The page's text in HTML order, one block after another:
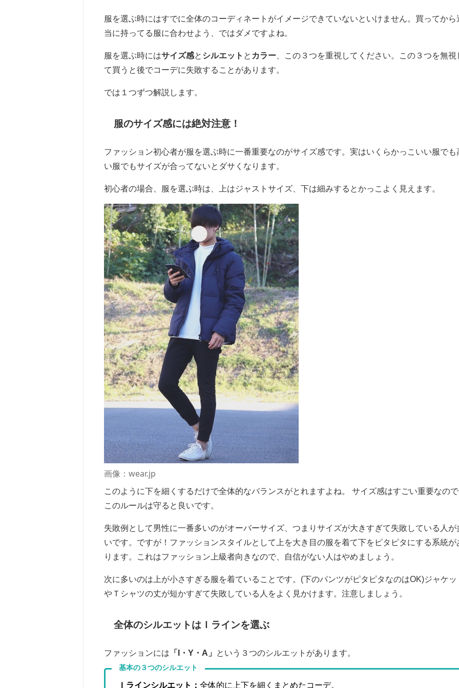
服を選ぶ時にはすでに全体のコーディネートがイメージできていないといけません。買ってから
当に持ってる服に合わせよう、ではダメですよね。
服を選ぶ時にはサイズ感と シルエット と カラー 、この３つを重視してください。この３つを無視
て買うと後でコーデに失敗することがあります。
では１つずつ解説します。
服のサイズ感には絶対注意！
ファッション初心者が服を選ぶ時に一番重要なのがサイズ感です。実はいくらかっこいい服でも
い服でもサイズが合ってないとダサくなります。
初心者の場合、服を選ぶ時は、上はジャストサイズ、下は細みするとかっこよく見えます。
画像：wear.jp
このように下を細くするだけで全体的なバランスがとれますよね。 サイズ感はすごい重要なので
このルールは守ると良いです。
失敗例として男性に一番多いのがオーバーサイズ、つまりサイズが大きすぎて失敗している人が
いです。ですが！ファッションスタイルとして上を大き目の服を着て下をピタピタにする系統が
ります。これはファッション上級者向きなので、自信がない人はやめましょう。
次に多いのは上が小さすぎる服を着ていることです。(下のパンツがピタピタなのはOK)ジャケッ
やＴシャツの丈が短かすぎて失敗している人をよく見かけます。注意しましょう。
全体のシルエットはＩラインを選ぶ
ファッションには 「I・Y・A」 という３つのシルエットがあります。
基本の３つのシルエット
Ｉラインシルエット：全体的に上下を細くまとめたコーデ。